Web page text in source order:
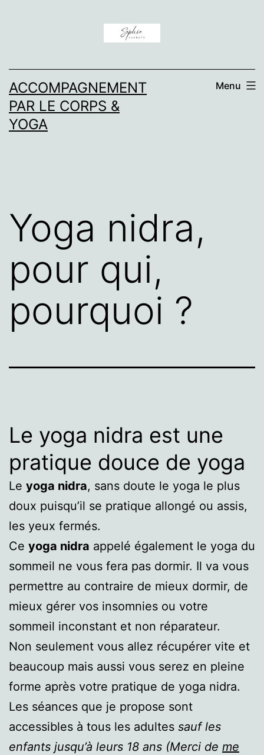
ACCOMPAGNEMENT
PAR LE CORPS &
YOGA
Menu
Yoga nidra,
pour qui,
pourquoi ?
Le yoga nidra est une
pratique douce de yoga
Le yoga nidra, sans doute le yoga le plus
doux puisqu’il se pratique allongé ou assis,
les yeux fermés.
Ce yoga nidra appelé également le yoga du
sommeil ne vous fera pas dormir. Il va vous
permettre au contraire de mieux dormir, de
mieux gérer vos insomnies ou votre
sommeil inconstant et non réparateur.
Non seulement vous allez récupérer vite et
beaucoup mais aussi vous serez en pleine
forme après votre pratique de yoga nidra.
Les séances que je propose sont
accessibles à tous les adultes sauf les
enfants jusqu’à leurs 18 ans (Merci de me